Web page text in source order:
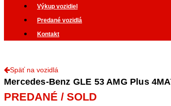
Autá na splátky
Doplnky pre karavany
Výkup vozidiel
Späť na vozidlá